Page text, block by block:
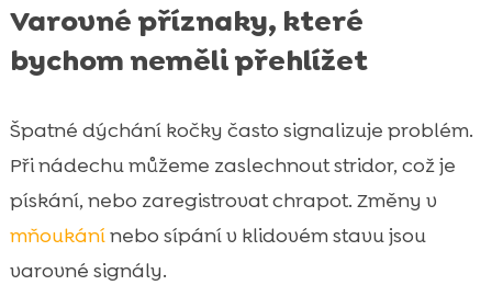
Varovné příznaky, které
bychom neměli přehlížet
Špatné dýchání kočky často signalizuje problém.
Při nádechu můžeme zaslechnout stridor, což je
pískání, nebo zaregistrovat chrapot. Změny v
mňoukánínebo sípání v klidovém stavu jsou
varovné signály.